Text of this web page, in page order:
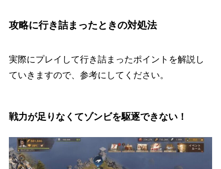
攻略に行き詰まったときの対処法
実際にプレイして行き詰まったポイントを解説し
ていきますので、参考にしてください。
戦力が足りなくてゾンビを駆逐できない！